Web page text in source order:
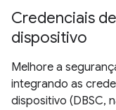
Credenciais
dispositivo
Melhore a
integrando as
dispositivo (DBSC,